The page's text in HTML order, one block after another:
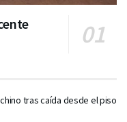
tras caída desde el piso